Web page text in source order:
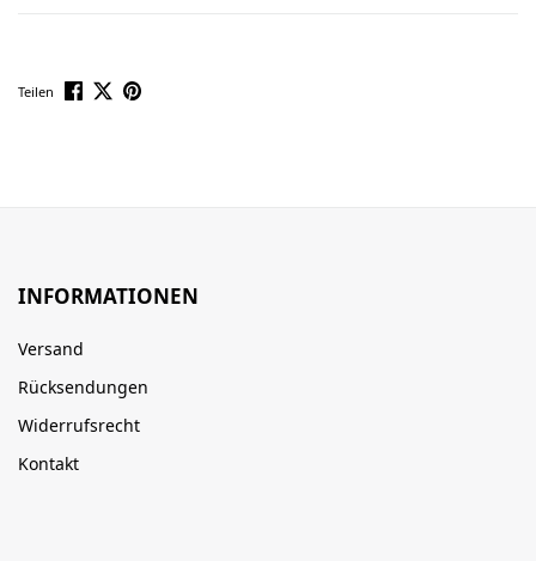
Teilen
INFORMATIONEN
Versand
Rücksendungen
Widerrufsrecht
Kontakt